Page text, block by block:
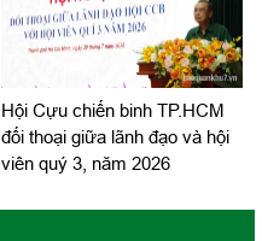
Hội Cựu chiến binh TP.HCM
đối thoại giữa lãnh đạo và hội
viên quý 3, năm 2026